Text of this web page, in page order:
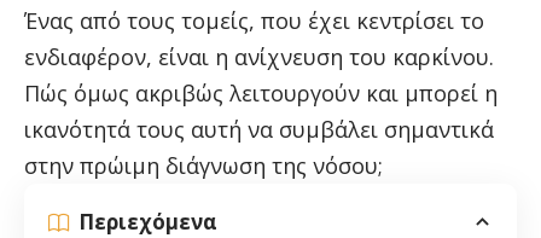
Ένας από τους τομείς, που έχει κεντρίσει το
ενδιαφέρον, είναι η ανίχνευση του καρκίνου.
Πώς όμως ακριβώς λειτουργούν και μπορεί η
ικανότητά τους αυτή να συμβάλει σημαντικά
στην πρώιμη διάγνωση της νόσου;
Περιεχόμενα